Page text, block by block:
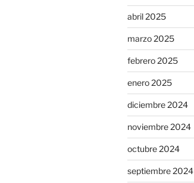
abril 2025
marzo 2025
febrero 2025
enero 2025
diciembre 2024
noviembre 2024
octubre 2024
septiembre 2024